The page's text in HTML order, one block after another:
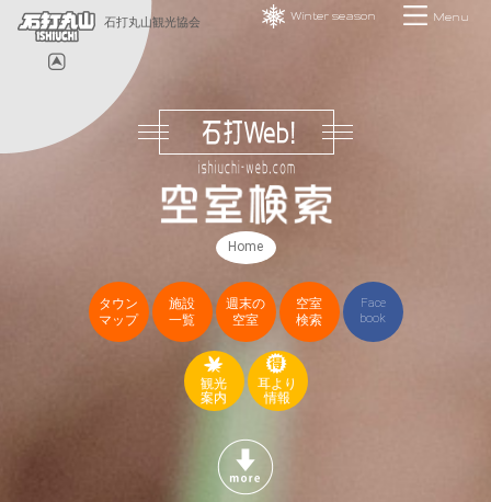
石打丸山観光協会 Menu
Winter season
Home
タウン
マップ
施設
一覧
週末の
空室
空室
検索
Face
book
観光
案内
耳より
情報